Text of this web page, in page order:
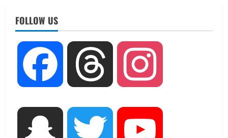
FOLLOW US
Facebook Threads
Snapchat Twitter
August 6, 2026
UTTARAKHAND NEWS
मिस उत्तराखंड 2026 के सब-कॉन्टेस्ट ‘मिस
ब्यूटीफुल आइज़’ एवं ‘मिस ब्यूटीफुल हेयर’ का
August 5, 2026
UTTARAKHAND NEWS
एमआईटी वर्ल्ड पीस यूनिवर्सिटी और जर्मनी के